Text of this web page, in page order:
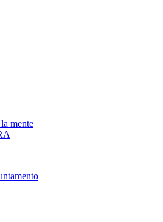
mente